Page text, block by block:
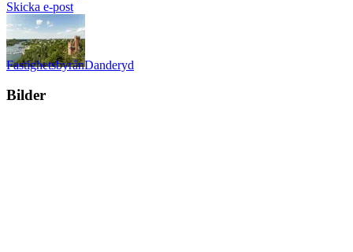
Skicka e-post
FastighetsbyrånDanderyd
Bilder